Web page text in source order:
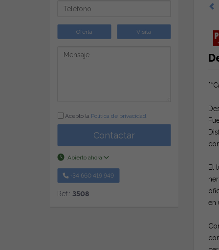
El
en
Oferta Visita
Acepto la Política de privacidad
Contactar
Abierto ahora
+34 660 419 949
Ref.: 3508